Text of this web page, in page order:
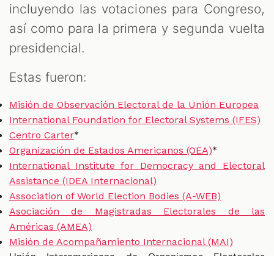
incluyendo las votaciones para Congreso,
así como para la primera y segunda vuelta
presidencial.
Estas fueron:
Misión de Observación Electoral de la Unión Europea
International Foundation for Electoral Systems (IFES)
Centro Carter*
Organización de Estados Americanos (OEA)*
International Institute for Democracy and Electoral
Assistance (IDEA Internacional)
Association of World Election Bodies (A-WEB)
Asociación de Magistradas Electorales de las
Américas (AMEA)
Misión de Acompañamiento Internacional (MAI)